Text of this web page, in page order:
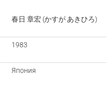
春日 章宏 (かすが あきひろ)
1983
Япония